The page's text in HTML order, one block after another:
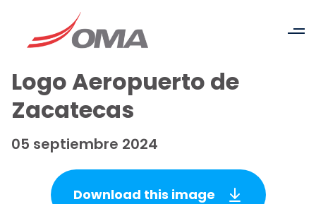
Logo Aeropuerto de
Zacatecas
05 septiembre 2024
Download this image